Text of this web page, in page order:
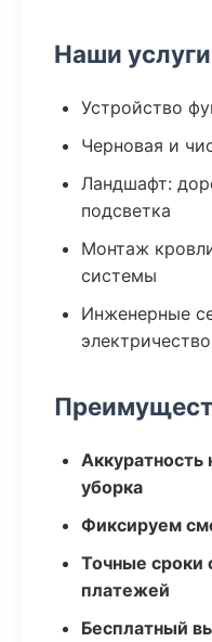
Наши услуги
Устройство
Черновая и
Ландшафт:
подсветка
Монтаж
системы
Инженерные
электричество
Аккуратность
уборка
Фиксируем
Точные сроки
платежей
Бесплатный